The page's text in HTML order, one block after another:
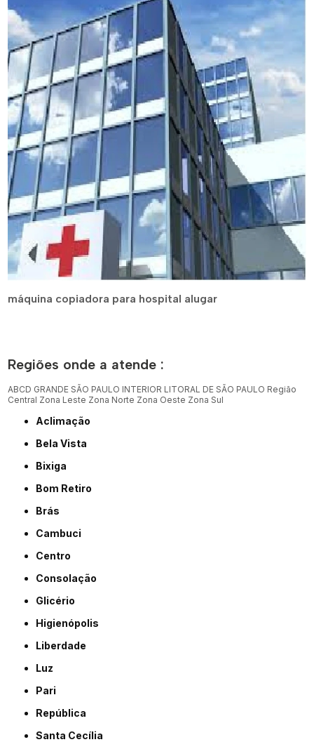
máquina copiadora para hospital alugar
Regiões onde a atende :
ABCD GRANDE SÃO PAULO INTERIOR LITORAL DE SÃO PAULO Região
Central Zona Leste Zona Norte Zona Oeste Zona Sul
Aclimação
Bela Vista
Bixiga
Bom Retiro
Brás
Cambuci
Centro
Consolação
Glicério
Higienópolis
Liberdade
Luz
Pari
República
Santa Cecília